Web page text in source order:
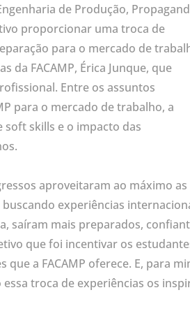
de Produção,
proporcionar uma troca de
para o mercado de
da FACAMP, Érica Junque, que
Entre os assuntos
para o mercado de trabalho, a
skills e o impacto das
aproveitaram ao máximo as
experiências
saíram mais preparados,
que foi incentivar os
a FACAMP oferece. E, para
troca de experiências os